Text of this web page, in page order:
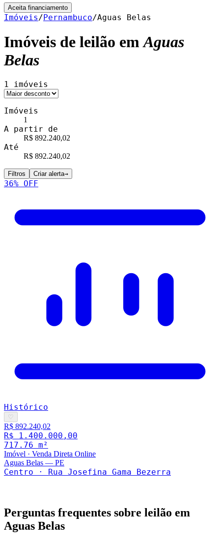
Aceita financiamento
Imóveis/ Pernambuco/Aguas Belas
Imóveis de leilão emAguas
Belas
1 imóveis
Imóveis
1
A partir de
R$ 892.240,02
Até
R$ 892.240,02
Filtros Criar alerta→
36% OFF
Histórico
♡
R$ 892.240,02
R$ 1.400.000,00
717.76 m²
Imóvel · Venda Direta Online
Aguas Belas — PE
Centro · Rua Josefina Gama Bezerra
Perguntas frequentes sobre leilão em
Aguas Belas